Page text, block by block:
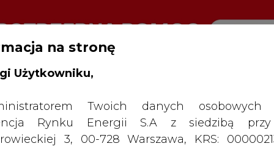
na stronę
Użytkowniku,
Twoich danych osobowych
Rynku Energii S.A z siedzibą
3, 00-728 Warszawa, KRS: